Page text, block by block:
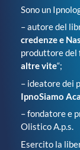
Sono un
– autore del
credenze e
produttore del
altre vite“;
– ideatore dei
IpnoSiamo
– fondatore e
Olistico A.p.s.
Esercito la